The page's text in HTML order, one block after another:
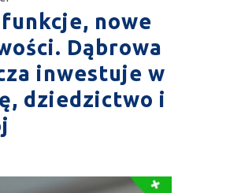
nowe
Dąbrowa
inwestuje w
dziedzictwo i